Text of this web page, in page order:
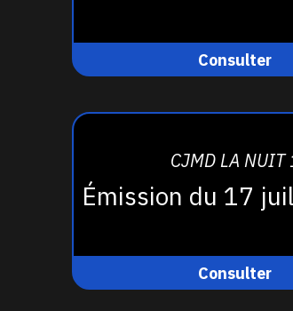
Consulter
CJMD LA NUIT
Émission du 17
Consulter